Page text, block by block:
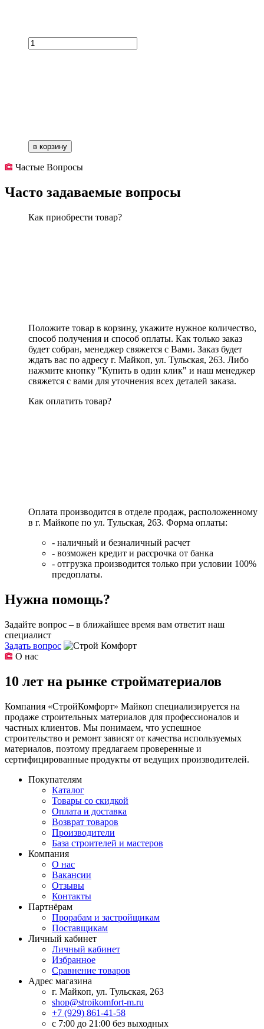
в корзину
Частые Вопросы
Часто задаваемые вопросы
Как приобрести товар?
Положите товар в корзину, укажите нужное количество,
способ получения и способ оплаты. Как только заказ
будет собран, менеджер свяжется с Вами. Заказ будет
ждать вас по адресу г. Майкоп, ул. Тульская, 263. Либо
нажмите кнопку "Купить в один клик" и наш менеджер
свяжется с вами для уточнения всех деталей заказа.
Как оплатить товар?
Оплата производится в отделе продаж, расположенному
в г. Майкопе по ул. Тульская, 263. Форма оплаты:
- наличный и безналичный расчет
- возможен кредит и рассрочка от банка
- отгрузка производится только при условии 100%
предоплаты.
Нужна помощь?
Задайте вопрос – в ближайшее время вам ответит наш
специалист
Задать вопрос
О нас
10 лет на рынке стройматериалов
Компания «СтройКомфорт» Майкоп специализируется на
продаже строительных материалов для профессионалов и
частных клиентов. Мы понимаем, что успешное
строительство и ремонт зависят от качества используемых
материалов, поэтому предлагаем проверенные и
сертифицированные продукты от ведущих производителей.
Покупателям
Каталог
Товары со скидкой
Оплата и доставка
Возврат товаров
Производители
База строителей и мастеров
Компания
О нас
Вакансии
Отзывы
Контакты
Партнёрам
Прорабам и застройщикам
Поставщикам
Личный кабинет
Личный кабинет
Избранное
Сравнение товаров
Адрес магазина
г. Майкоп, ул. Тульская, 263
shop@stroikomfort-m.ru
+7 (929) 861-41-58
с 7:00 до 21:00 без выходных